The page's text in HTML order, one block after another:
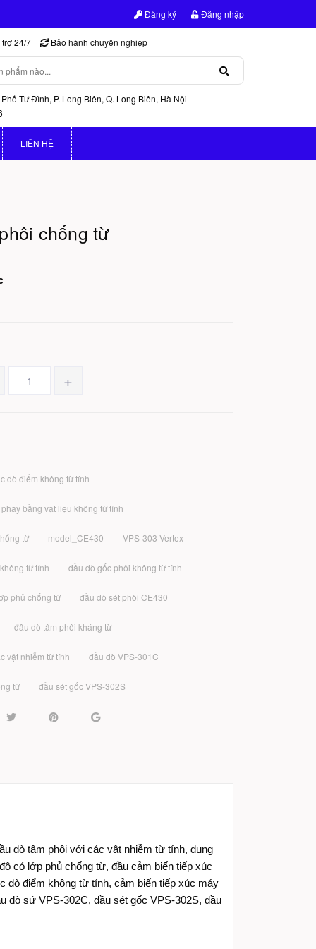
Đăng ký Đăng nhập
24/7 Bảo hành chuyên nghiệp
Tư Đình, P. Long Biên, Q. Long Biên, Hà Nội
LIÊN HỆ
chống từ
+
dò điểm không từ tính
bằng vật liệu không từ tính
từ model_CE430 VPS-303 Vertex
từ tính đầu dò gốc phôi không từ tính
phủ chống từ đầu dò sét phôi CE430
đầu dò tâm phôi kháng từ
vật nhiễm từ tính đầu dò VPS-301C
từ đầu sét gốc VPS-302S
dò tâm phôi với các vật nhiễm từ tính, dụng
có lớp phủ chống từ, đầu cảm biến tiếp xúc
dò điểm không từ tính, cảm biến tiếp xúc máy
dò sứ VPS-302C, đầu sét gốc VPS-302S, đầu